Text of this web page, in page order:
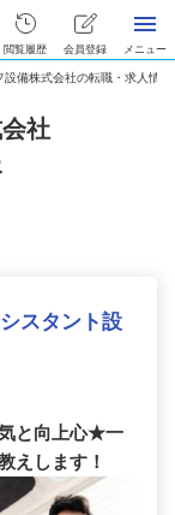
閲覧履歴 会員登録 メニュー
設備株式会社の転職・求人情報
社
スタント設
と向上心★一
えします！